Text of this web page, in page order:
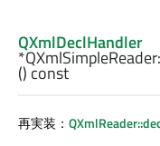
QXmlDeclHandler
() const
再実装：